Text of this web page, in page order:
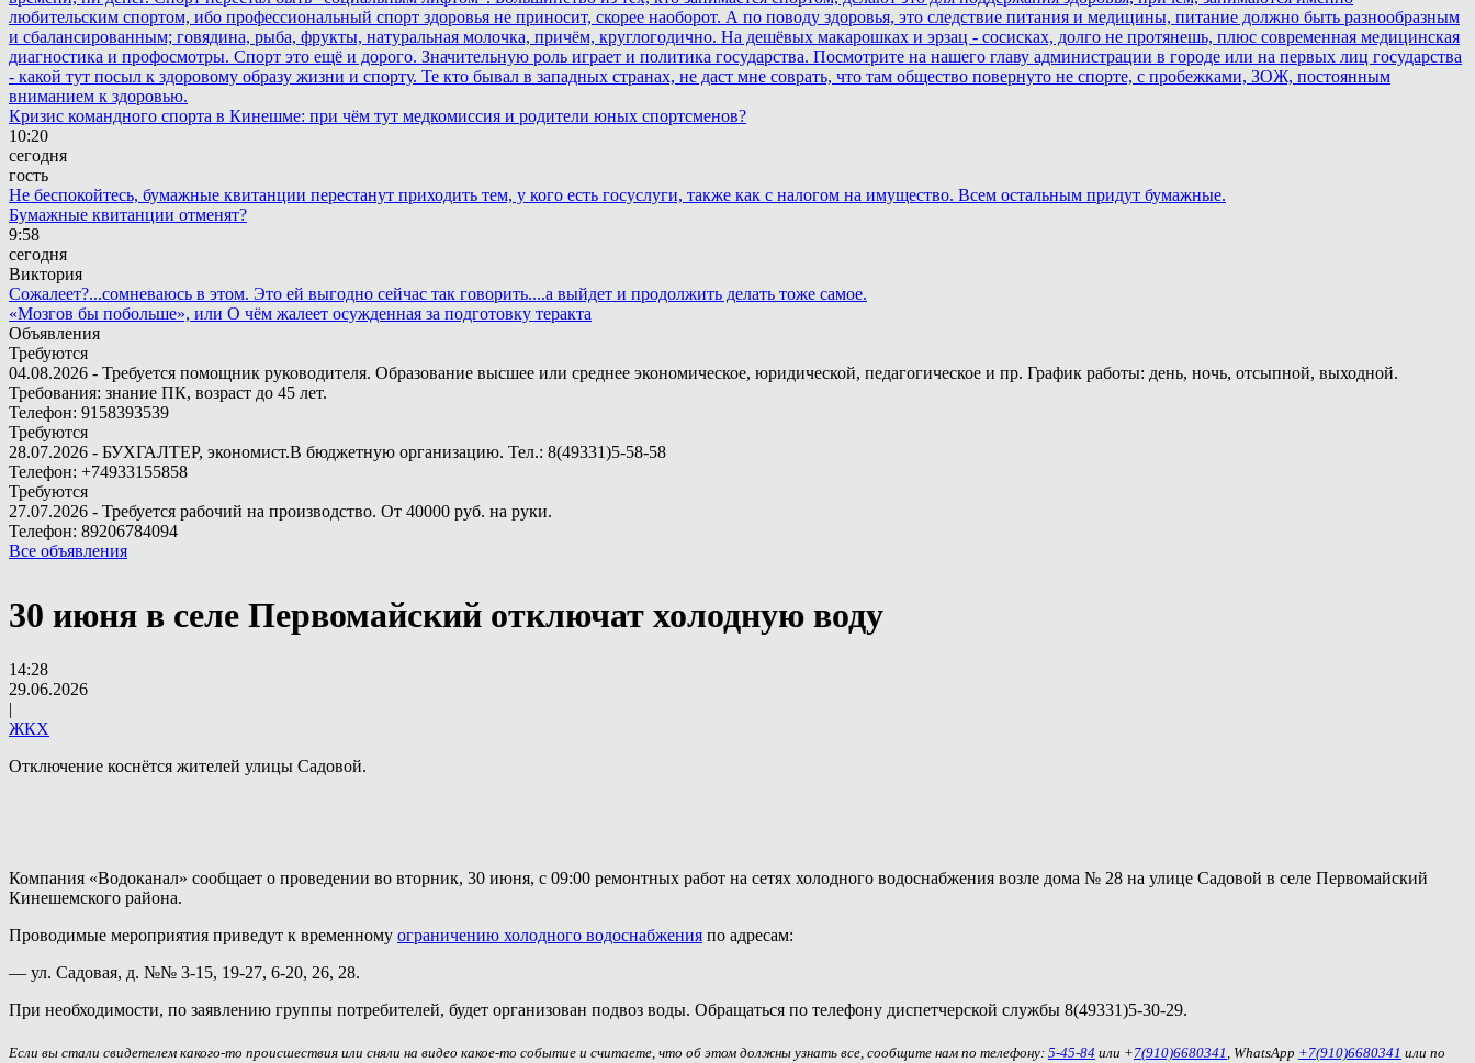
любительским спортом, ибо профессиональный спорт здоровья не приносит, скорее наоборот. А по поводу здоровья, это следствие питания и медицины, питание должно быть разнообразным
и сбалансированным; говядина, рыба, фрукты, натуральная молочка, причём, круглогодично. На дешёвых макарошках и эрзац - сосисках, долго не протянешь, плюс современная медицинская
диагностика и профосмотры. Спорт это ещё и дорого. Значительную роль играет и политика государства. Посмотрите на нашего главу администрации в городе или на первых лиц государства
- какой тут посыл к здоровому образу жизни и спорту. Те кто бывал в западных странах, не даст мне соврать, что там общество повернуто не спорте, с пробежками, ЗОЖ, постоянным
вниманием к здоровью.
Кризис командного спорта в Кинешме: при чём тут медкомиссия и родители юных спортсменов?
10:20
сегодня
гость
Не беспокойтесь, бумажные квитанции перестанут приходить тем, у кого есть госуслуги, также как с налогом на имущество. Всем остальным придут бумажные.
Бумажные квитанции отменят?
9:58
сегодня
Виктория
Сожалеет?...сомневаюсь в этом. Это ей выгодно сейчас так говорить....а выйдет и продолжить делать тоже самое.
«Мозгов бы побольше», или О чём жалеет осужденная за подготовку теракта
Объявления
Требуются
04.08.2026 - Требуется помощник руководителя. Образование высшее или среднее экономическое, юридической, педагогическое и пр. График работы: день, ночь, отсыпной, выходной.
Требования: знание ПК, возраст до 45 лет.
Телефон: 9158393539
Требуются
28.07.2026 - БУХГАЛТЕР, экономист.В бюджетную организацию. Тел.: 8(49331)5-58-58
Телефон: +74933155858
Требуются
27.07.2026 - Требуется рабочий на производство. От 40000 руб. на руки.
Телефон: 89206784094
Все объявления
30 июня в селе Первомайский отключат холодную воду
14:28
29.06.2026
|
ЖКХ
Отключение коснётся жителей улицы Садовой.
Компания «Водоканал» сообщает о проведении во вторник, 30 июня, с 09:00 ремонтных работ на сетях холодного водоснабжения возле дома № 28 на улице Садовой в селе Первомайский
Кинешемского района.
Проводимые мероприятия приведут к временному ограничению холодного водоснабжения по адресам:
— ул. Садовая, д. №№ 3-15, 19-27, 6-20, 26, 28.
При необходимости, по заявлению группы потребителей, будет организован подвоз воды. Обращаться по телефону диспетчерской службы 8(49331)5-30-29.
Если вы стали свидетелем какого-то происшествия или сняли на видео какое-то событие и считаете, что об этом должны узнать все, сообщите нам по телефону: 5-45-84 или +7(910)6680341 , WhatsApp +7(910)6680341 или по